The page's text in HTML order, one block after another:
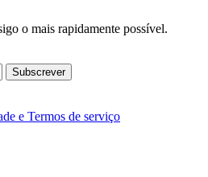
o mais rapidamente possível.
Subscrever
e Termos de serviço